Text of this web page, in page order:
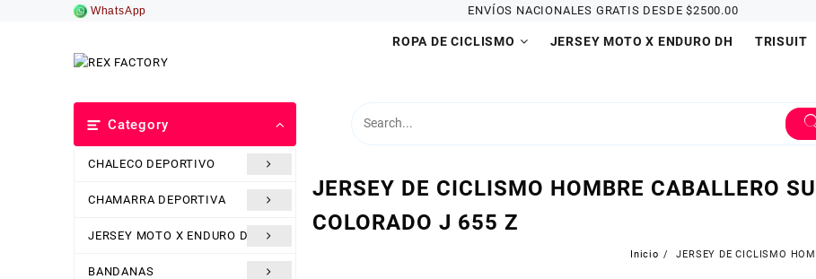
WhatsApp ENVÍOS NACIONALES GRATIS DESDE $2500.00
ROPA DE CICLISMO JERSEY MOTO X ENDURO DH TRISUIT
Category
CHALECO DEPORTIVO
CHAMARRA DEPORTIVA
JERSEY MOTO X ENDURO DH
BANDANAS
JERSEY DE CICLISMO HOMBRE CABALLERO
COLORADO J 655 Z
Inicio JERSEY DE CICLISMO